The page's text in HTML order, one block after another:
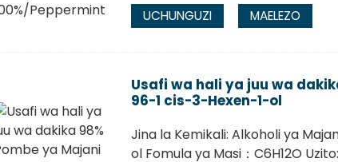
UCHUNGUZI MAELEZO
Usafi wa hali ya juu wa
96-1 cis-3-Hexen-1-ol
Jina la Kemikali: Alkoholi ya
ol Fomula ya Masi：C6H12O